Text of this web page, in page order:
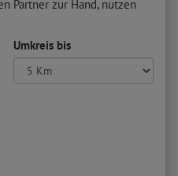
Partner zur Hand, nutzen
Umkreis bis